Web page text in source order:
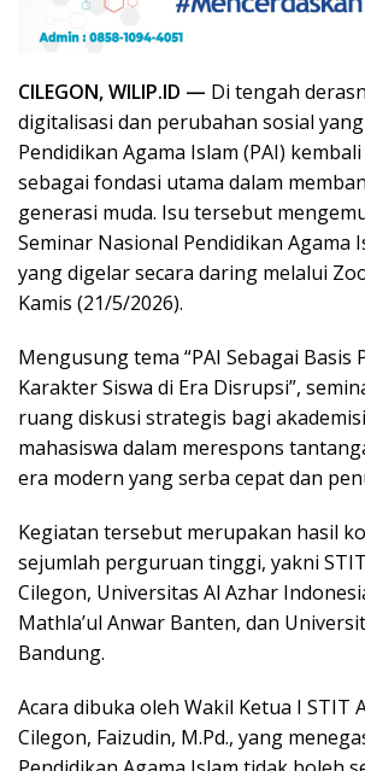
CILEGON, WILIP.ID — Di tengah
digitalisasi dan perubahan sosial
Pendidikan Agama Islam (PAI)
sebagai fondasi utama dalam
generasi muda. Isu tersebut
Seminar Nasional Pendidikan Agama
yang digelar secara daring melalui
Kamis (21/5/2026).
Mengusung tema “PAI Sebagai Basis
Karakter Siswa di Era Disrupsi”,
ruang diskusi strategis bagi
mahasiswa dalam merespons
era modern yang serba cepat dan
Kegiatan tersebut merupakan hasil
sejumlah perguruan tinggi, yakni
Cilegon, Universitas Al Azhar
Mathla’ul Anwar Banten, dan
Bandung.
Acara dibuka oleh Wakil Ketua I STIT
Cilegon, Faizudin, M.Pd., yang